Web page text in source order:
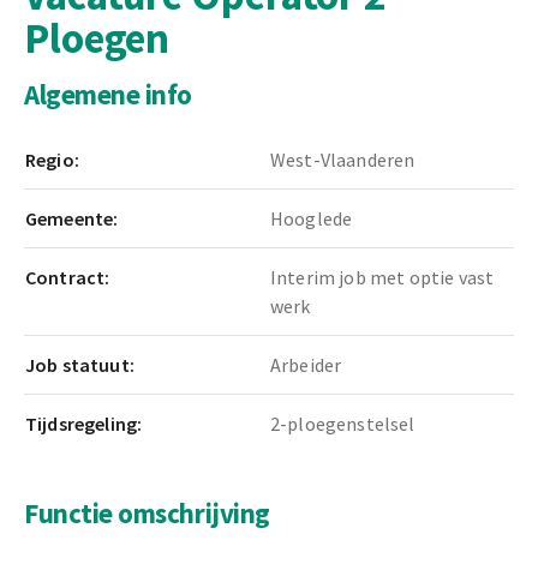
Ploegen
Algemene info
Regio: West-Vlaanderen
Gemeente: Hooglede
Contract:
Interim job met optie vast
werk
Job statuut: Arbeider
Tijdsregeling: 2-ploegenstelsel
Functie omschrijving